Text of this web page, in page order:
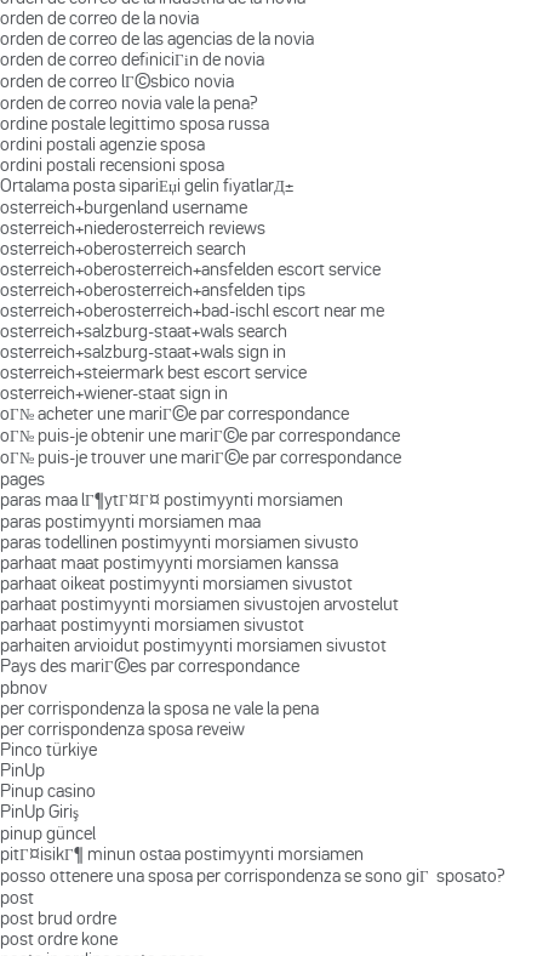
orden de correo de la novia
orden de correo de las agencias de la novia
orden de correo definiciГіn de novia
orden de correo lГ©sbico novia
orden de correo novia vale la pena?
ordine postale legittimo sposa russa
ordini postali agenzie sposa
ordini postali recensioni sposa
Ortalama posta sipariЕџi gelin fiyatlarД±
osterreich+burgenland username
osterreich+niederosterreich reviews
osterreich+oberosterreich search
osterreich+oberosterreich+ansfelden escort service
osterreich+oberosterreich+ansfelden tips
osterreich+oberosterreich+bad-ischl escort near me
osterreich+salzburg-staat+wals search
osterreich+salzburg-staat+wals sign in
osterreich+steiermark best escort service
osterreich+wiener-staat sign in
oГ№ acheter une mariГ©e par correspondance
oГ№ puis-je obtenir une mariГ©e par correspondance
oГ№ puis-je trouver une mariГ©e par correspondance
pages
paras maa lГ¶ytГ¤Г¤ postimyynti morsiamen
paras postimyynti morsiamen maa
paras todellinen postimyynti morsiamen sivusto
parhaat maat postimyynti morsiamen kanssa
parhaat oikeat postimyynti morsiamen sivustot
parhaat postimyynti morsiamen sivustojen arvostelut
parhaat postimyynti morsiamen sivustot
parhaiten arvioidut postimyynti morsiamen sivustot
Pays des mariГ©es par correspondance
pbnov
per corrispondenza la sposa ne vale la pena
per corrispondenza sposa reveiw
Pinco türkiye
PinUp
Pinup casino
PinUp Giriş
pinup güncel
pitГ¤isikГ¶ minun ostaa postimyynti morsiamen
posso ottenere una sposa per corrispondenza se sono giГ sposato?
post
post brud ordre
post ordre kone